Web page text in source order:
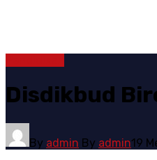
Disdikbud
By admin By admin19